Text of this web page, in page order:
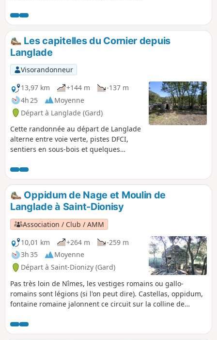
ces abris et murs en pierres sèches
typiques de la garrigue gardoise.
Les capitelles du Cornier depuis
Langlade
Visorandonneur
13,97 km
+144 m
-137 m
4h 25
Moyenne
Départ à Langlade (Gard)
Cette randonnée au départ de Langlade
alterne entre voie verte, pistes DFCI,
sentiers en sous-bois et quelques
vous mènera entre vignes et garrigues
jusqu'aux capitelles du Cornier, un joli
site aménagé et entretenu par les
Clapassaïres des Amis de Bernis.
Oppidum de Nage et Moulin de
Langlade à Saint-Dionisy
Association / Club / AMM
10,01 km
+264 m
-259 m
3h 35
Moyenne
Départ à Saint-Dionizy (Gard)
Pas très loin de Nîmes, les vestiges romains ou gallo-
romains sont légions (si l'on peut dire). Castellas, oppidum,
fontaine romaine jalonnent ce circuit sur la colline de
région de la Vaunage : Saint-Dionisy au Nord, Nages et
Solorgues au Sud, Langlade à l'Est avec son joli moulin.